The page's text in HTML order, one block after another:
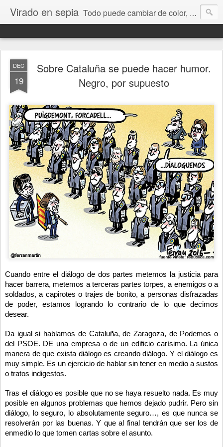
Virado en sepia Todo puede cambiar de color, depende de nosotros y de nuestra capacidad para aprender a mirar. Hablamos de sociedad, economía, empresa, política, RRHH, formación. De Historia reciente, de educación y de temas sociales.
DEC
19
Sobre Cataluña se puede hacer humor.
Negro, por supuesto
Cuando entre el diálogo de dos partes metemos la justicia para
hacer barrera, metemos a terceras partes torpes, a enemigos o a
soldados, a capirotes o trajes de bonito, a personas disfrazadas
de poder, estamos logrando lo contrario de lo que decimos
desear.
Da igual si hablamos de Cataluña, de Zaragoza, de Podemos o
del PSOE. DE una empresa o de un edificio carísimo. La única
manera de que exista diálogo es creando diálogo. Y el diálogo es
muy simple. Es un ejercicio de hablar sin tener en medio a sustos
o tratos indigestos.
Tras el diálogo es posible que no se haya resuelto nada. Es muy
posible en algunos problemas que hemos dejado pudrir. Pero sin
diálogo, lo seguro, lo absolutamente seguro…, es que nunca se
resolverán por las buenas. Y que al final tendrán que ser los de
enmedio lo que tomen cartas sobre el asunto.